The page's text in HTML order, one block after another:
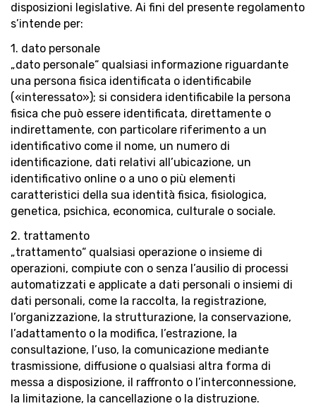
disposizioni legislative. Ai fini del presente regolamento
s’intende per:
1. dato personale
„dato personale“ qualsiasi informazione riguardante
una persona fisica identificata o identificabile
(«interessato»); si considera identificabile la persona
fisica che può essere identificata, direttamente o
indirettamente, con particolare riferimento a un
identificativo come il nome, un numero di
identificazione, dati relativi all’ubicazione, un
identificativo online o a uno o più elementi
caratteristici della sua identità fisica, fisiologica,
genetica, psichica, economica, culturale o sociale.
2. trattamento
„trattamento“ qualsiasi operazione o insieme di
operazioni, compiute con o senza l’ausilio di processi
automatizzati e applicate a dati personali o insiemi di
dati personali, come la raccolta, la registrazione,
l’organizzazione, la strutturazione, la conservazione,
l’adattamento o la modifica, l’estrazione, la
consultazione, l’uso, la comunicazione mediante
trasmissione, diffusione o qualsiasi altra forma di
messa a disposizione, il raffronto o l’interconnessione,
la limitazione, la cancellazione o la distruzione.